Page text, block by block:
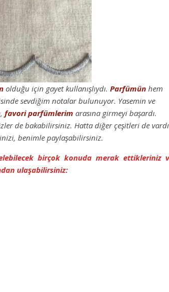
olduğu için gayet kullanışlıydı. Parfümün hem
sevdiğim notalar bulunuyor. Yasemin ve
favori parfümlerim arasına girmeyi başardı.
de bakabilirsiniz. Hatta diğer çeşitleri de
benimle paylaşabilirsiniz.
birçok konuda merak ettikleriniz
ulaşabilirsiniz: